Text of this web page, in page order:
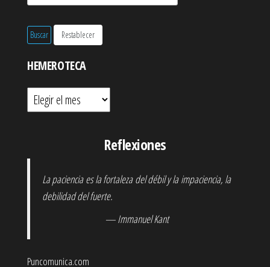
HEMEROTECA
Hemeroteca
Reflexiones
La paciencia es la fortaleza del débil y la impaciencia, la
debilidad del fuerte.
— Immanuel Kant
Puncomunica.com